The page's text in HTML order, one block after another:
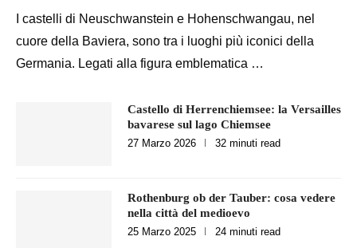
I castelli di Neuschwanstein e Hohenschwangau, nel
cuore della Baviera, sono tra i luoghi più iconici della
Germania. Legati alla figura emblematica …
Castello di Herrenchiemsee: la Versailles
bavarese sul lago Chiemsee
27 Marzo 2026 32 minuti read
Rothenburg ob der Tauber: cosa vedere
nella città del medioevo
25 Marzo 2025 24 minuti read